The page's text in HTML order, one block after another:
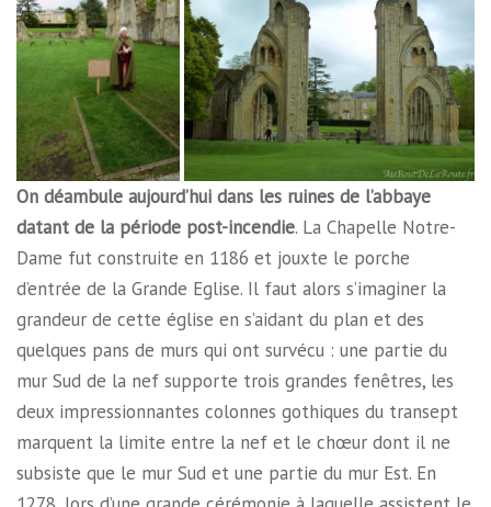
On déambule aujourd’hui dans les ruines de l’abbaye
datant de la période post-incendie. La Chapelle Notre-
Dame fut construite en 1186 et jouxte le porche
d’entrée de la Grande Eglise. Il faut alors s’imaginer la
grandeur de cette église en s’aidant du plan et des
quelques pans de murs qui ont survécu : une partie du
mur Sud de la nef supporte trois grandes fenêtres, les
deux impressionnantes colonnes gothiques du transept
marquent la limite entre la nef et le chœur dont il ne
subsiste que le mur Sud et une partie du mur Est. En